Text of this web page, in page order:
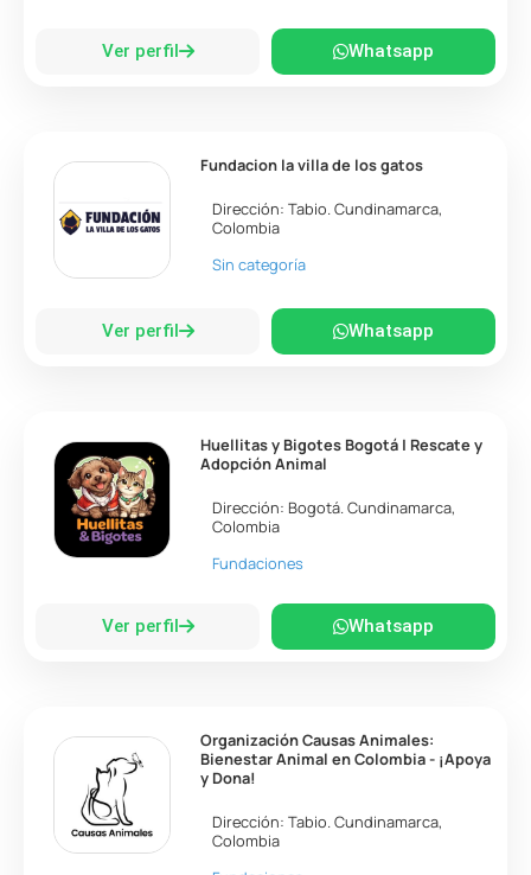
Ver perfil Whatsapp
Fundacion la villa de los gatos
Dirección:Tabio.Cundinamarca,
Colombia
Sin categoría
Ver perfil Whatsapp
Huellitas y Bigotes Bogotá | Rescate y
Adopción Animal
Dirección: Bogotá.Cundinamarca,
Colombia
Fundaciones
Ver perfil Whatsapp
Organización Causas Animales:
Bienestar Animal en Colombia - ¡Apoya
y Dona!
Dirección:Tabio.Cundinamarca,
Colombia